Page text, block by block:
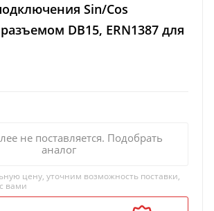
Sin/Cos
DB15, ERN1387 для
не поставляется. Подобрать
аналог
цену, уточним возможность поставки,
вами